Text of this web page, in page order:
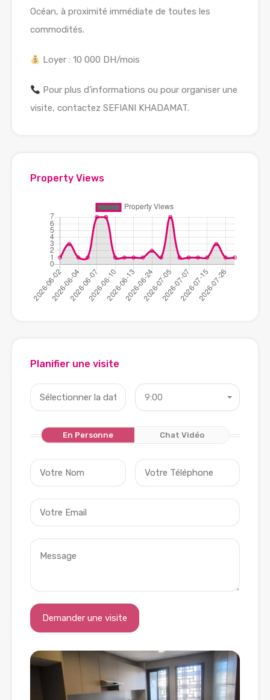
Océan, à proximité immédiate de toutes les
commodités.
Loyer : 10 000 DH/mois
Pour plus d’informations ou pour organiser une
visite, contactez SEFIANI KHADAMAT.
Property Views
Planifier une visite
9:00
En Personne Chat Vidéo